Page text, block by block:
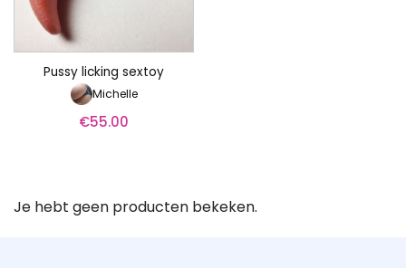
Pussy licking sextoy
Michelle
€55.00
Je hebt geen producten bekeken.